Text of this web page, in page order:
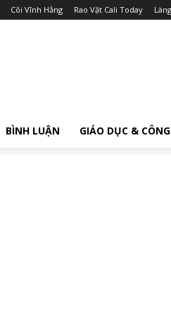
Cõi Vĩnh Hằng Rao Vặt Cali Today
BÌNH LUẬN GIÁO DỤC &